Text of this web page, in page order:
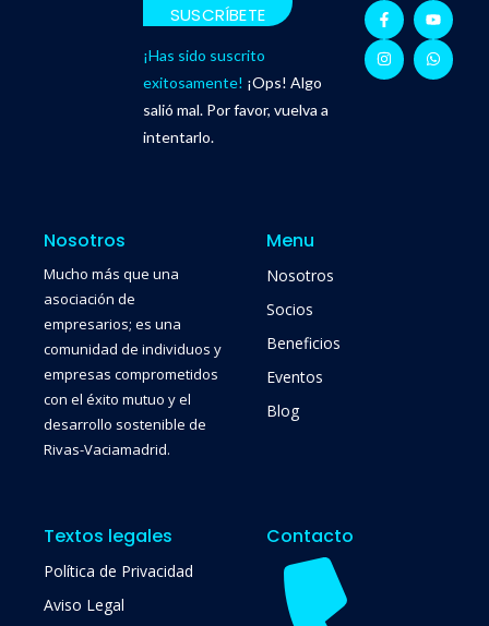
SUSCRÍBETE
¡Has sido suscrito
exitosamente! ¡Ops! Algo
salió mal. Por favor, vuelva a
intentarlo.
Nosotros
Mucho más que una
asociación de
empresarios; es una
comunidad de individuos y
empresas comprometidos
con el éxito mutuo y el
desarrollo sostenible de
Rivas-Vaciamadrid.
Menu
Nosotros
Socios
Beneficios
Eventos
Blog
Textos legales
Política de Privacidad
Aviso Legal
Contacto